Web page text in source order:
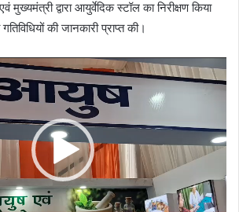
द्वारा आयुर्वेदिक स्टॉल का निरीक्षण किया
की जानकारी प्राप्त की।